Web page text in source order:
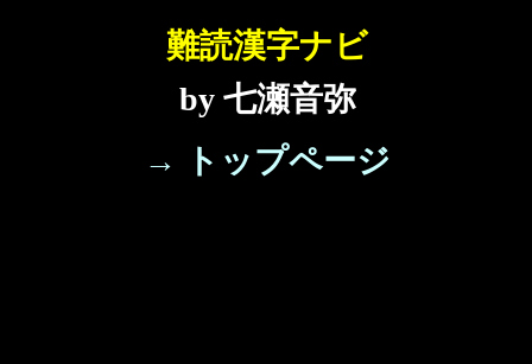
難読漢字ナビ
by 七瀬音弥
→ トップページ